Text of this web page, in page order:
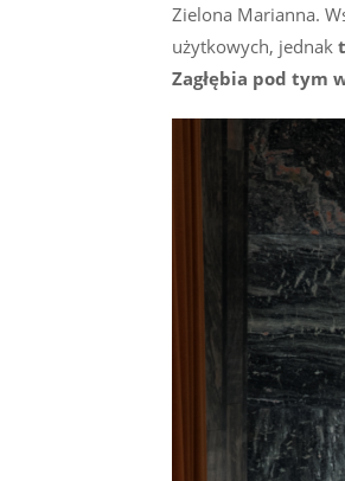
Zielona Marianna.
użytkowych, jednak
Zagłębia pod tym